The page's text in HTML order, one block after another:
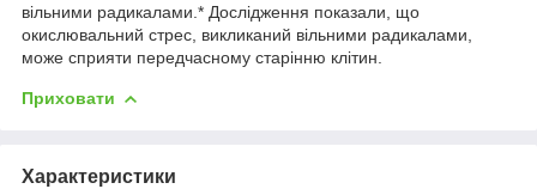
вільними радикалами.* Дослідження показали, що
окислювальний стрес, викликаний вільними радикалами,
може сприяти передчасному старінню клітин.
Приховати
Характеристики